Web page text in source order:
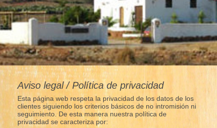
Aviso legal / Política de privacidad
Esta página web respeta la privacidad de los datos de los
clientes siguiendo los criterios básicos de no intromisión ni
seguimiento. De esta manera nuestra política de
privacidad se caracteriza por: